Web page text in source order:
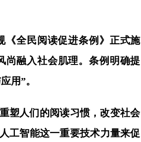
全民阅读促进条例》正式施
尚融入社会肌理。条例明确提
用”。
人们的阅读习惯，改变社会
工智能这一重要技术力量来促